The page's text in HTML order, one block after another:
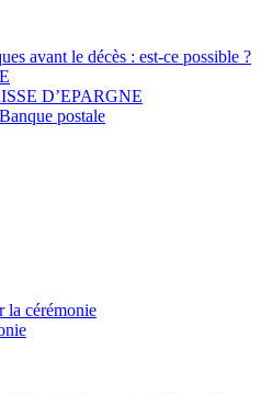
avant le décès : est-ce possible ?
D’EPARGNE
postale
la cérémonie